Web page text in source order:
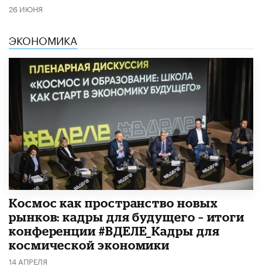
26 ИЮНЯ
ЭКОНОМИКА
Космос как пространство новых
рынков: кадры для будущего – итоги
конференции #ВДЕЛЕ_Кадры для
космической экономики
14 АПРЕЛЯ